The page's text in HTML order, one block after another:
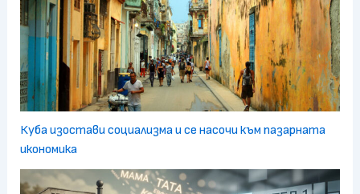
Куба изостави социализма и се насочи към пазарната
икономика